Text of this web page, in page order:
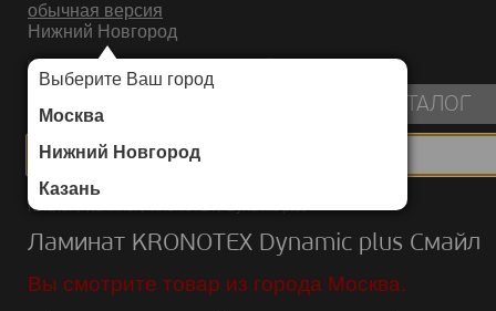
обычная версия
Нижний Новгород
Выберите Ваш город
Москва
Нижний Новгород
Казань
ИНТЕРНЕТ-МАГАЗИН НАПОЛЬНЫХ ПОКРЫТИЙ
КАТАЛОГ
Каталог/Ламинат/KRONOTEX/Dynamic plus
Ламинат KRONOTEX Dynamic plus Смайл
Вы смотрите товар из города Москва.